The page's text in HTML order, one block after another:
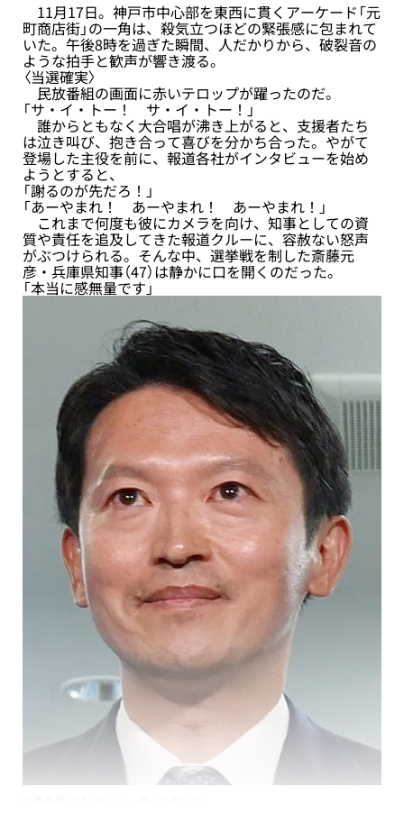
11月17日。神戸市中心部を東西に貫くアーケード「元
町商店街」の一角は、殺気立つほどの緊張感に包まれて
いた。午後8時を過ぎた瞬間、人だかりから、破裂音の
ような拍手と歓声が響き渡る。
〈当選確実〉
民放番組の画面に赤いテロップが躍ったのだ。
「サ・イ・トー！ サ・イ・トー！」
誰からともなく大合唱が沸き上がると、支援者たち
は泣き叫び、抱き合って喜びを分かち合った。やがて
登場した主役を前に、報道各社がインタビューを始め
ようとすると、
「謝るのが先だろ！」
「あーやまれ！ あーやまれ！ あーやまれ！」
これまで何度も彼にカメラを向け、知事としての資
質や責任を追及してきた報道クルーに、容赦ない怒声
がぶつけられる。そんな中、選挙戦を制した斎藤元
彦・兵庫県知事（47）は静かに口を開くのだった。
「本当に感無量です」